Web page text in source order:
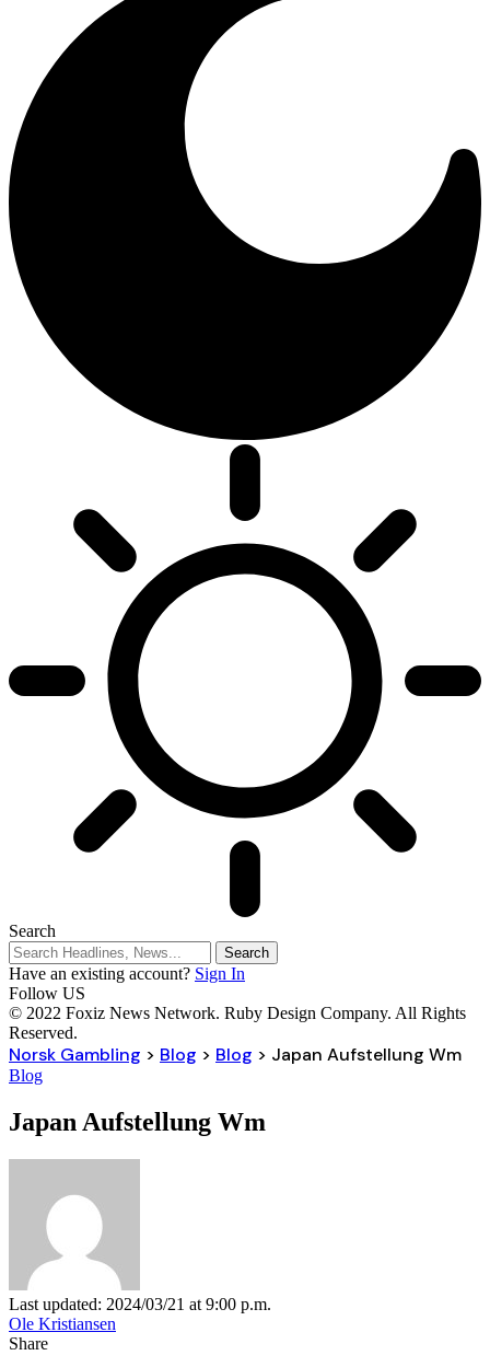
Search
Have an existing account? Sign In
Follow US
© 2022 Foxiz News Network. Ruby Design Company. All Rights
Reserved.
Norsk Gambling > Blog > Blog > Japan Aufstellung Wm
Blog
Japan Aufstellung Wm
Last updated: 2024/03/21 at 9:00 p.m.
Ole Kristiansen
Share